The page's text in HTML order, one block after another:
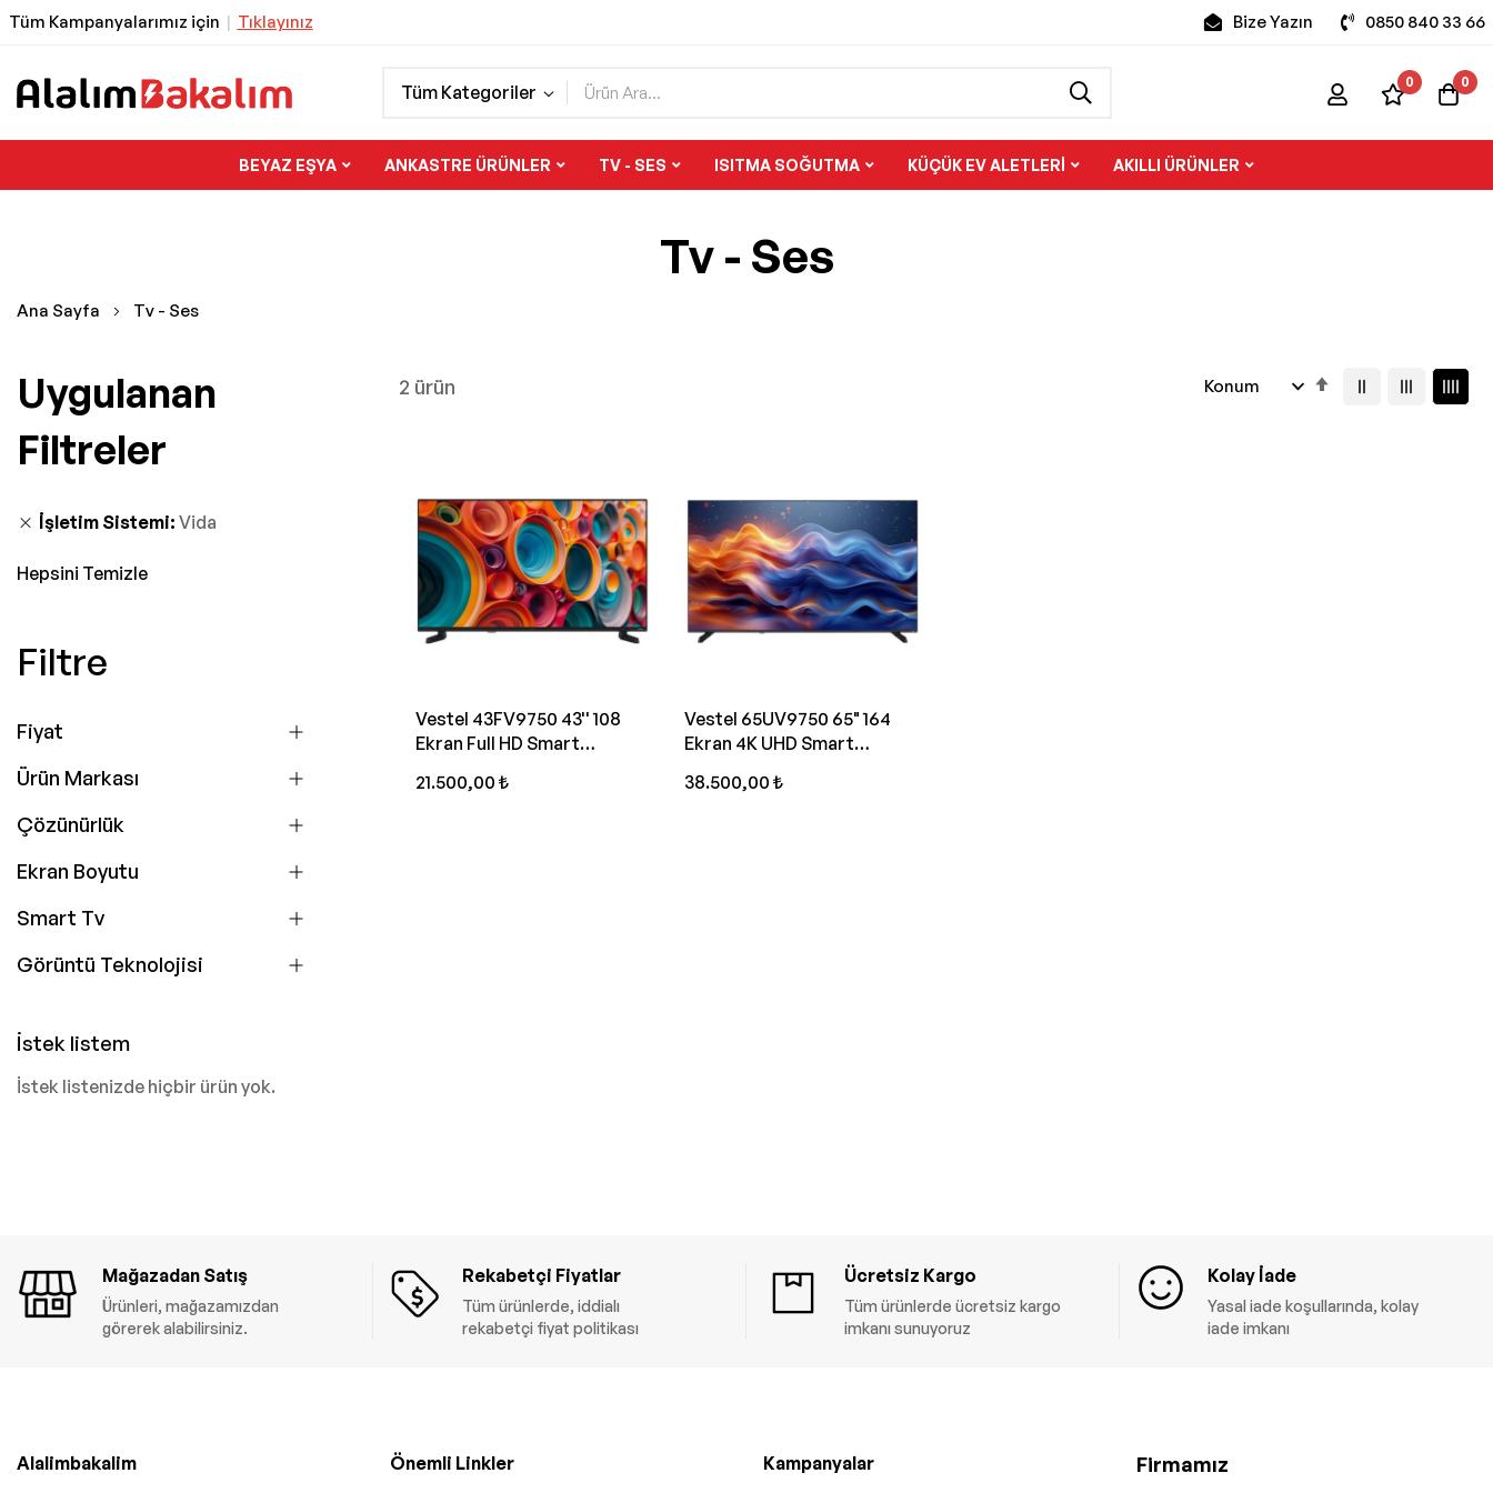
Tüm Kampanyalarımız için | Tıklayınız Bize Yazın 0850 840 33 66
Tüm Kategoriler 0 0
BEYAZ EŞYA ANKASTRE ÜRÜNLER TV - SES ISITMA SOĞUTMA KÜÇÜK EV ALETLERI AKILLI ÜRÜNLER
Tv - Ses
Ana Sayfa Tv - Ses
2 ürün
Büyükten
Vestel 43FV9750 43'' 108
Ekran Full HD Smart
21.500,00 ₺
Vestel 65UV9750 65" 164
Ekran 4K UHD Smart
38.500,00 ₺
Uygulanan
Filtreler
İşletim Sistemi Vida
Hepsini Temizle
Filtre
Fiyat
Ürün Markası
Çözünürlük
Ekran Boyutu
Smart Tv
Görüntü Teknolojisi
İstek listem
İstek listenizde hiçbir ürün yok.
Mağazadan Satış
Ürünleri, mağazamızdan
görerek alabilirsiniz.
Rekabetçi Fiyatlar
Tüm ürünlerde, iddialı
rekabetçi fiyat politikası
Ücretsiz Kargo
Tüm ürünlerde ücretsiz kargo
imkanı sunuyoruz
Kolay İade
Yasal iade koşullarında, kolay
iade imkanı
Alalimbakalim Önemli Linkler Kampanyalar Firmamız